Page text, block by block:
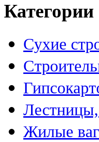
Категории
Сухие
Жилые